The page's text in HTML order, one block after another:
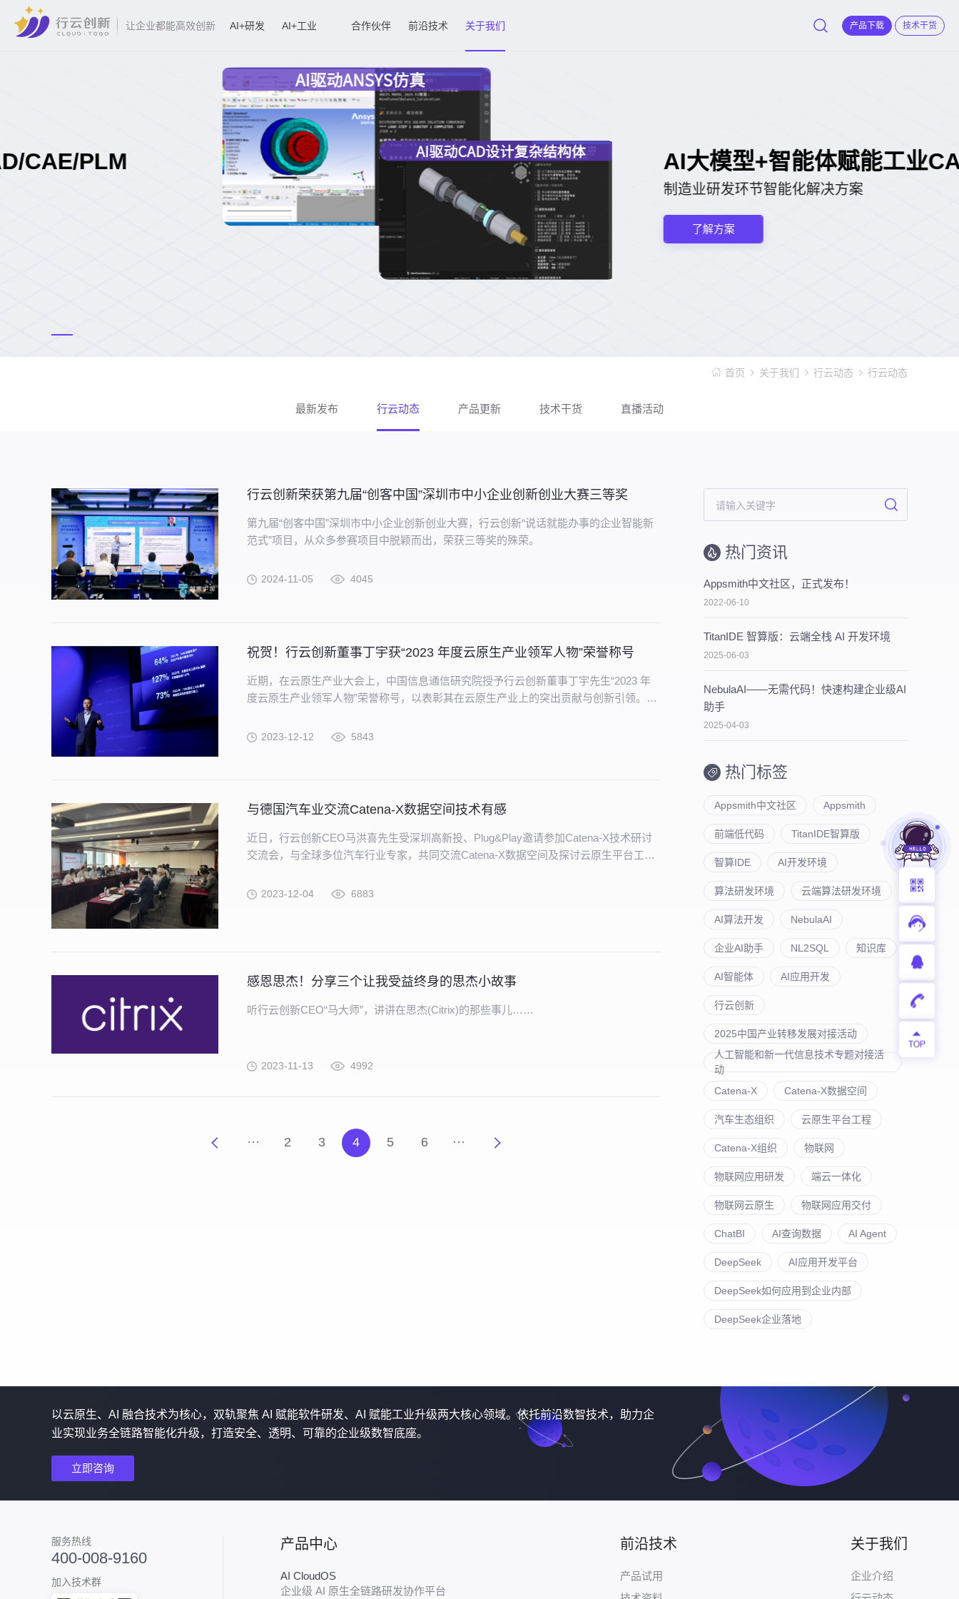
让企业都能高效创新 产品下载 技术干货
AI+研发 AI+工业 合作伙伴 前沿技术 关于我们
AI大模型+智能体赋能工业CAD/CAE/PLM
制造业研发环节智能化解决方案
首页 关于我们 行云动态 行云动态
最新发布 行云动态 产品更新 技术干货 直播活动
行云创新荣获第九届“创客中国”深圳市中小企业创新创业大赛三等奖
第九届“创客中国”深圳市中小企业创新创业大赛，行云创新“说话就能办事的企业智能新
范式”项目，从众多参赛项目中脱颖而出，荣获三等奖的殊荣。
2024-11-05 4045
祝贺！行云创新董事丁宇获“2023 年度云原生产业领军人物”荣誉称号
近期，在云原生产业大会上，中国信息通信研究院授予行云创新董事丁宇先生“2023 年
度云原生产业领军人物”荣誉称号，以表彰其在云原生产业上的突出贡献与创新引领。行
2023-12-12 5843
与德国汽车业交流Catena-X数据空间技术有感
近日，行云创新CEO马洪喜先生受深圳高新投、Plug&Play邀请参加Catena-X技术研讨
交流会，与全球多位汽车行业专家，共同交流Catena-X数据空间及探讨云原生平台工程
2023-12-04 6883
感恩思杰！分享三个让我受益终身的思杰小故事
听行云创新CEO“马大师”，讲讲在思杰(Citrix)的那些事儿……
2023-11-13 4992
··· 2 3 4 5 6 ···
热门资讯
Appsmith中文社区，正式发布！
2022-06-10
TitanIDE 智算版：云端全栈 AI 开发环境
2025-06-03
NebulaAI——无需代码！快速构建企业级AI
助手
2025-04-03
热门标签
Appsmith中文社区 Appsmith
前端低代码 TitanIDE智算版
智算IDE AI开发环境
算法研发环境 云端算法研发环境
AI算法开发 NebulaAI
企业AI助手 NL2SQL 知识库
AI智能体 AI应用开发
行云创新
2025中国产业转移发展对接活动
人工智能和新一代信息技术专题对接活
动
Catena-X
Catena-X数据空间
汽车生态组织 云原生平台工程
Catena-X组织 物联网
物联网应用研发 端云一体化
物联网云原生 物联网应用交付
ChatBI AI查询数据 AI Agent
DeepSeek AI应用开发平台
DeepSeek如何应用到企业内部
DeepSeek企业落地
以云原生、AI 融合技术为核心，双轨聚焦 AI 赋能软件研发、AI 赋能工业升级两大核心领域。依托前沿数智技术，助力企
业实现业务全链路智能化升级，打造安全、透明、可靠的企业级数智底座。
立即咨询
服务热线
400-008-9160
加入技术群
产品中心
AI CloudOS
企业级 AI 原生全链路研发协作平台
前沿技术
产品试用
关于我们
企业介绍